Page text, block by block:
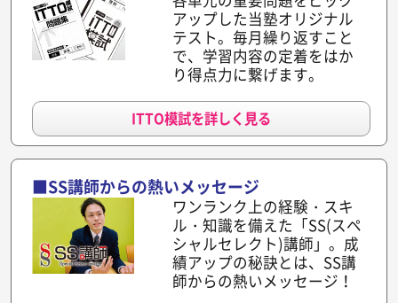
リニューアル
26.05.08 調布ヶ丘校
26.05.06 鹿児島真砂本町校
リニューアル
26.04.01 調布飛田給校
リニューアル
26.03.26 千葉中央校
リニューアル
江戸川船堀北校
アップした当塾オリジナル
テスト。毎月繰り返すこと
で、学習内容の定着をはか
り得点力に繋げます。
ITTO模試を詳しく見る
■SS講師からの熱いメッセージ
ワンランク上の経験・スキ
ル・知識を備えた「SS(スペ
シャルセレクト)講師」。成
績アップの秘訣とは、SS講
師からの熱いメッセージ！